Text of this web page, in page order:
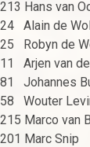
213 Hans van
24 Alain de
25 Robyn
11 Arjen van
81 Johannes
58 Wouter
215 Marco
201 Marc